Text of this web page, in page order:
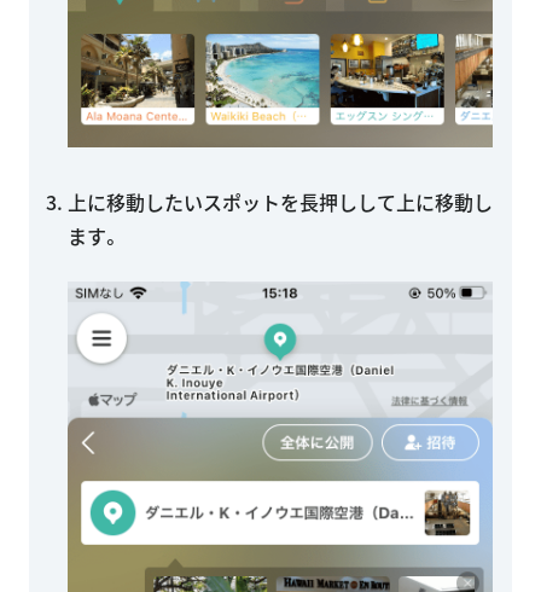
上に移動したいスポットを長押しして上に移動し
ます。